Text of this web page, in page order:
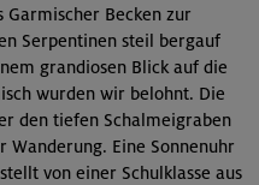
Becken zur
Serpentinen steil bergauf
grandiosen Blick auf die
wurden wir belohnt. Die
den tiefen Schalmeigraben
Wanderung. Eine Sonnenuhr
von einer Schulklasse aus